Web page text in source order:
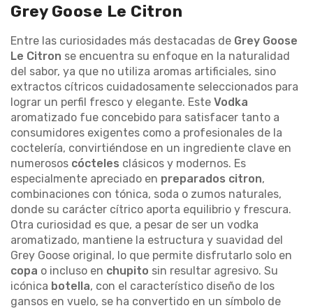
Grey Goose Le Citron
Entre las curiosidades más destacadas de Grey Goose
Le Citron se encuentra su enfoque en la naturalidad
del sabor, ya que no utiliza aromas artificiales, sino
extractos cítricos cuidadosamente seleccionados para
lograr un perfil fresco y elegante. Este Vodka
aromatizado fue concebido para satisfacer tanto a
consumidores exigentes como a profesionales de la
coctelería, convirtiéndose en un ingrediente clave en
numerosos cócteles clásicos y modernos. Es
especialmente apreciado en preparados citron,
combinaciones con tónica, soda o zumos naturales,
donde su carácter cítrico aporta equilibrio y frescura.
Otra curiosidad es que, a pesar de ser un vodka
aromatizado, mantiene la estructura y suavidad del
Grey Goose original, lo que permite disfrutarlo solo en
copa o incluso en chupito sin resultar agresivo. Su
icónica botella, con el característico diseño de los
gansos en vuelo, se ha convertido en un símbolo de